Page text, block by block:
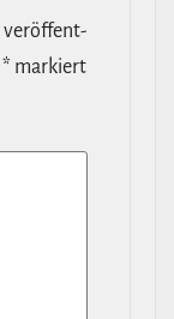
ver­öf­fent­
* markiert